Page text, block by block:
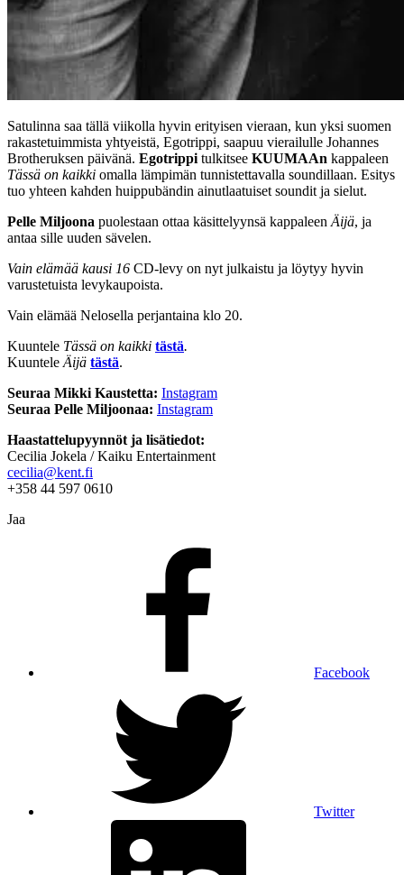
Satulinna saa tällä viikolla hyvin erityisen vieraan, kun yksi suomen
rakastetuimmista yhtyeistä, Egotrippi, saapuu vierailulle Johannes
Brotheruksen päivänä. Egotrippi tulkitsee KUUMAAn kappaleen
Tässä on kaikki omalla lämpimän tunnistettavalla soundillaan. Esitys
tuo yhteen kahden huippubändin ainutlaatuiset soundit ja sielut.
Pelle Miljoona puolestaan ottaa käsittelyynsä kappaleen Äijä, ja
antaa sille uuden sävelen.
Vain elämää kausi 16 CD-levy on nyt julkaistu ja löytyy hyvin
varustetuista levykaupoista.
Vain elämää Nelosella perjantaina klo 20.
Kuuntele Tässä on kaikki tästä.
Kuuntele Äijä tästä.
Seuraa Mikki Kaustetta: Instagram
Seuraa Pelle Miljoonaa: Instagram
Haastattelupyynnöt ja lisätiedot:
Cecilia Jokela / Kaiku Entertainment
cecilia@kent.fi
+358 44 597 0610
Jaa
Facebook
Twitter